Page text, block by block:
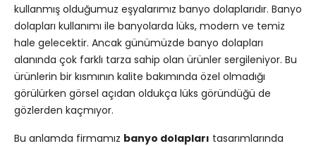
kullanmış olduğumuz eşyalarımız banyo dolaplarıdır. Banyo
dolapları kullanımı ile banyolarda lüks, modern ve temiz
hale gelecektir. Ancak günümüzde banyo dolapları
alanında çok farklı tarza sahip olan ürünler sergileniyor. Bu
ürünlerin bir kısmının kalite bakımında özel olmadığı
görülürken görsel açıdan oldukça lüks göründüğü de
gözlerden kaçmıyor.
Bu anlamda firmamız banyo dolapları tasarımlarında